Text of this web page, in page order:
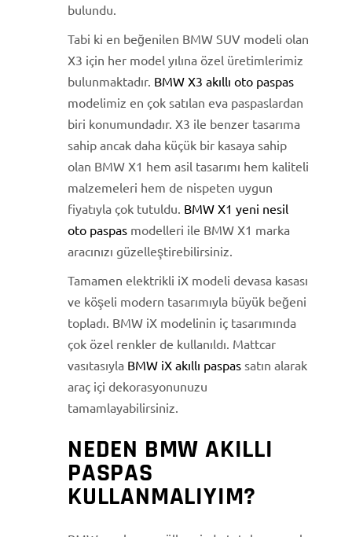
bulundu.
Tabi ki en beğenilen BMW SUV modeli olan
X3 için her model yılına özel üretimlerimiz
bulunmaktadır. BMW X3 akıllı oto paspas
modelimiz en çok satılan eva paspaslardan
biri konumundadır. X3 ile benzer tasarıma
sahip ancak daha küçük bir kasaya sahip
olan BMW X1 hem asil tasarımı hem kaliteli
malzemeleri hem de nispeten uygun
fiyatıyla çok tutuldu. BMW X1 yeni nesil
oto paspas modelleri ile BMW X1 marka
aracınızı güzelleştirebilirsiniz.
Tamamen elektrikli iX modeli devasa kasası
ve köşeli modern tasarımıyla büyük beğeni
topladı. BMW iX modelinin iç tasarımında
çok özel renkler de kullanıldı. Mattcar
vasıtasıyla BMW iX akıllı paspas satın alarak
araç içi dekorasyonunuzu
tamamlayabilirsiniz.
NEDEN BMW AKILLI
PASPAS
KULLANMALIYIM?